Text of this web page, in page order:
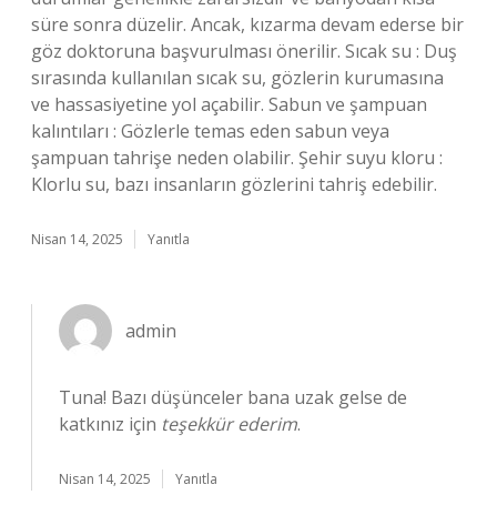
süre sonra düzelir. Ancak, kızarma devam ederse bir
göz doktoruna başvurulması önerilir. Sıcak su : Duş
sırasında kullanılan sıcak su, gözlerin kurumasına
ve hassasiyetine yol açabilir. Sabun ve şampuan
kalıntıları : Gözlerle temas eden sabun veya
şampuan tahrişe neden olabilir. Şehir suyu kloru :
Klorlu su, bazı insanların gözlerini tahriş edebilir.
Nisan 14, 2025 Yanıtla
admin
Tuna! Bazı düşünceler bana uzak gelse de
katkınız için teşekkür ederim.
Nisan 14, 2025 Yanıtla